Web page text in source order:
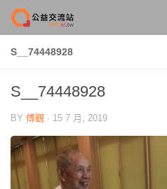
Skip to content
S__74448928
S__74448928
BY 傅觀 · 15 7 月, 2019